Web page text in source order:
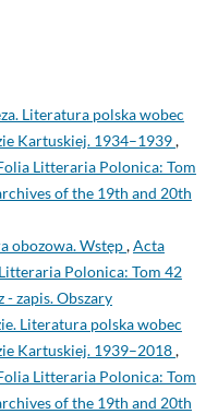
Literatura polska wobec
Kartuskiej. 1934–1939,
Litteraria Polonica: Tom
of the 19th and 20th
obozowa. Wstęp,Acta
Polonica: Tom 42
- zapis. Obszary
Literatura polska wobec
Kartuskiej. 1939–2018,
Litteraria Polonica: Tom
of the 19th and 20th